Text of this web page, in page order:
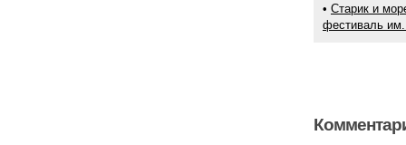
• Старик и
фестиваль